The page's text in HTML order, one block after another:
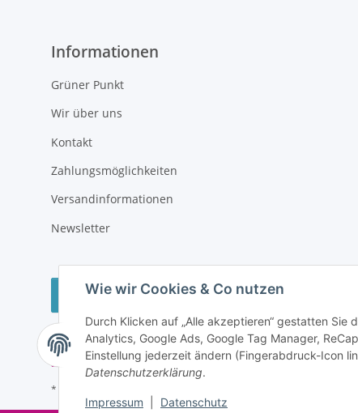
Wie wir Cookies & Co nutzen
Durch Klicken auf „Alle akzeptieren“ gestatten Sie
Analytics, Google Ads, Google Tag Manager,
Einstellung jederzeit ändern (Fingerabdruck-Icon
Datenschutzerklärung.
Impressum Datenschutz
Informationen
Grüner Punkt
Wir über uns
Kontakt
Zahlungsmöglichkeiten
Versandinformationen
Newsletter
Vertrag widerrufen
* Alle Preise inkl. gesetzlicher USt., zzgl.